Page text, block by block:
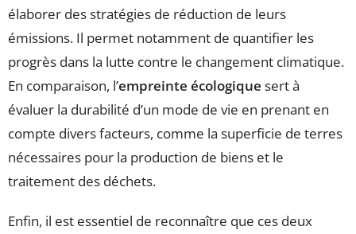
élaborer des stratégies de réduction de leurs
émissions. Il permet notamment de quantifier les
progrès dans la lutte contre le changement climatique.
En comparaison, l’empreinte écologique sert à
évaluer la durabilité d’un mode de vie en prenant en
compte divers facteurs, comme la superficie de terres
nécessaires pour la production de biens et le
traitement des déchets.
Enfin, il est essentiel de reconnaître que ces deux